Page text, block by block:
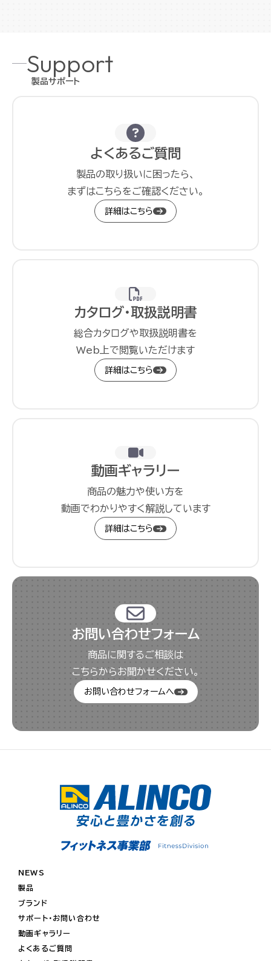
Support
製品サポート
よくあるご質問
製品の取り扱いに困ったら、
まずはこちらをご確認ください。
詳細はこちら
カタログ・取扱説明書
総合カタログや取扱説明書を
Web上で閲覧いただけます
詳細はこちら
動画ギャラリー
商品の魅力や使い方を
動画でわかりやすく解説しています
詳細はこちら
お問い合わせフォーム
商品に関するご相談は
こちらからお聞かせください。
お問い合わせフォームへ
NEWS
製品
ブランド
サポート・お問い合わせ
動画ギャラリー
よくあるご質問